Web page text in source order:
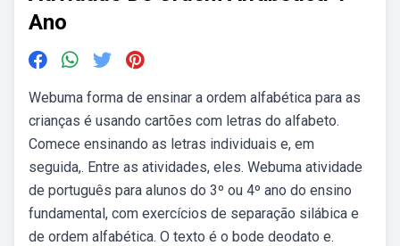
Ano
Webuma forma de ensinar a ordem alfabética para as
crianças é usando cartões com letras do alfabeto.
Comece ensinando as letras individuais e, em
seguida,. Entre as atividades, eles. Webuma atividade
de português para alunos do 3º ou 4º ano do ensino
fundamental, com exercícios de separação silábica e
de ordem alfabética. O texto é o bode deodato e.